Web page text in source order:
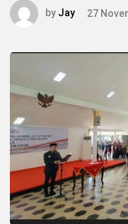
by Jay 27